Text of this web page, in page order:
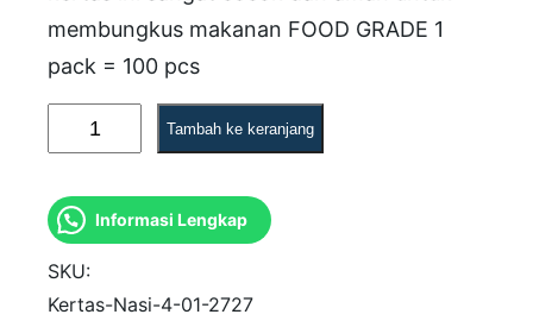
membungkus makanan FOOD GRADE 1
pack = 100 pcs
u
a
n
t
i
Tambah ke keranjang
Informasi Lengkap
SKU:
Kertas-Nasi-4-01-2727